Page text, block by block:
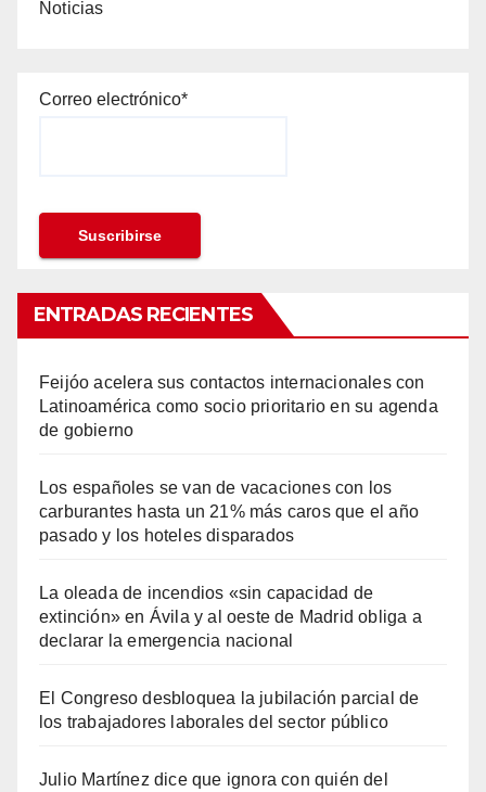
Noticias
Correo electrónico*
ENTRADAS RECIENTES
Feijóo acelera sus contactos internacionales con
Latinoamérica como socio prioritario en su agenda
de gobierno
Los españoles se van de vacaciones con los
carburantes hasta un 21% más caros que el año
pasado y los hoteles disparados
La oleada de incendios «sin capacidad de
extinción» en Ávila y al oeste de Madrid obliga a
declarar la emergencia nacional
El Congreso desbloquea la jubilación parcial de
los trabajadores laborales del sector público
Julio Martínez dice que ignora con quién del